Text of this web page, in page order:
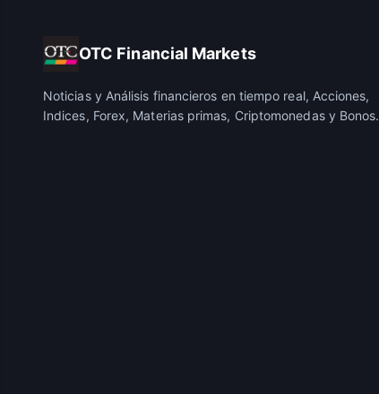
OTC Financial Markets
Noticias y Análisis financieros en tiempo real, Acciones,
Indices, Forex, Materias primas, Criptomonedas y Bonos.